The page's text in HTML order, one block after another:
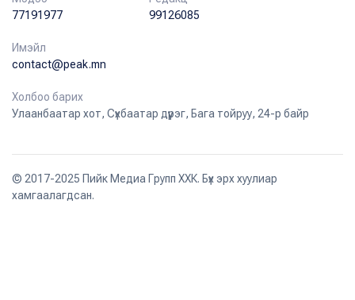
77191977
99126085
Имэйл
contact@peak.mn
Холбоо барих
Улаанбаатар хот, Сүхбаатар дүүрэг, Бага тойруу, 24-р байр
© 2017-2025 Пийк Медиа Групп ХХК. Бүх эрх хуулиар
хамгаалагдсан.